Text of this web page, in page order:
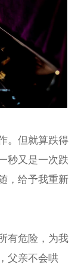
。但就算跌得
秒又是一次跌
，给予我重新
有危险，为我
父亲不会哄